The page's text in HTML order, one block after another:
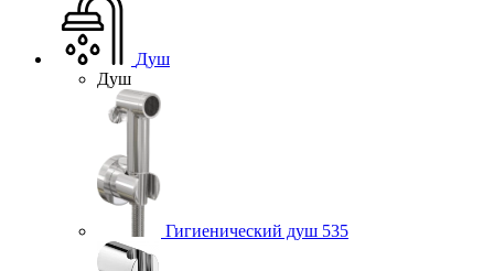
Душ
Душ
Гигиенический душ 535